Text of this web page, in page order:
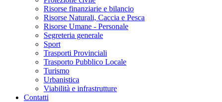
Risorse finanziarie e bilancio
Risorse Naturali, Caccia e Pesca
Risorse Umane - Personale
Segreteria generale
Sport
Trasporti Provinciali
Trasporto Pubblico Locale
Turismo
Urbanistica
Viabilità e infrastrutture
Contatti